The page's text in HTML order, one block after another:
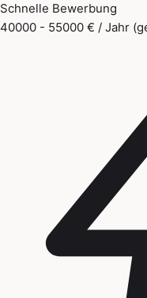
Schnelle Bewerbung
40000 - 55000 € / Jahr